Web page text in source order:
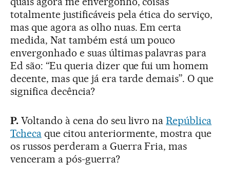
totalmente justificáveis pela ética do serviço,
mas que agora as olho nuas. Em certa
medida, Nat também está um pouco
envergonhado e suas últimas palavras para
Ed são: “Eu queria dizer que fui um homem
decente, mas que já era tarde demais”. O que
significa decência?
P.Voltando à cena do seu livro naRepública
Tchecaque citou anteriormente, mostra que
os russos perderam a Guerra Fria, mas
venceram a pós-guerra?